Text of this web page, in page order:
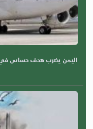
اليمن يضرب هدف حساس في